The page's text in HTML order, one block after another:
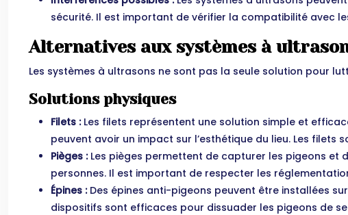
sécurité. Il est important de vérifier la compatibilité avec
Alternatives aux systèmes à
Les systèmes à ultrasons ne sont pas la seule solution pour
Solutions physiques
Filets : Les filets représentent une solution simple et
peuvent avoir un impact sur l’esthétique du lieu. Les
Pièges : Les pièges permettent de capturer les pigeons et
personnes. Il est important de respecter les
Épines : Des épines anti-pigeons peuvent être installées
dispositifs sont efficaces pour dissuader les pigeons de